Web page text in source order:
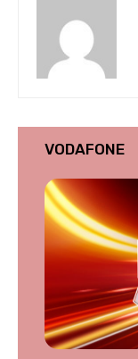
VODAFONE